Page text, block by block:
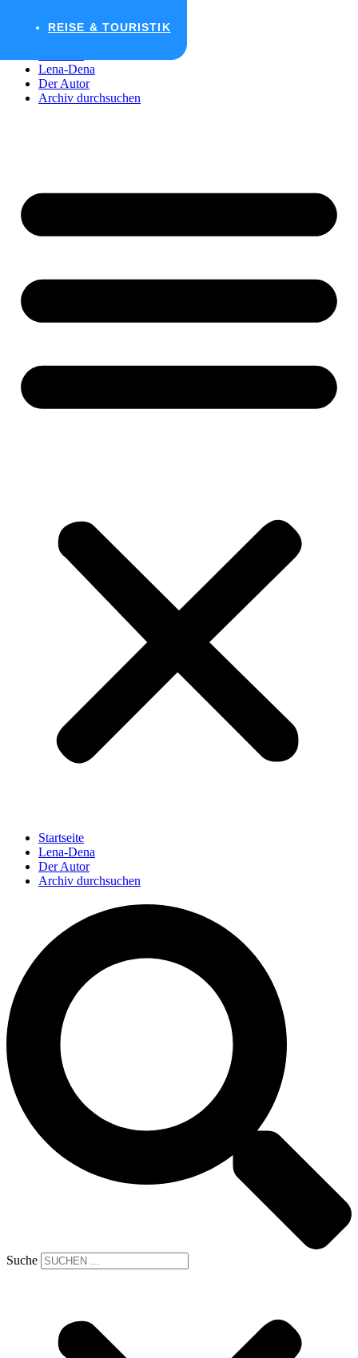
Lena-Dena
Der Autor
Archiv durchsuchen
Startseite
Lena-Dena
Der Autor
Archiv durchsuchen
Suche
REISE & TOURISTIK